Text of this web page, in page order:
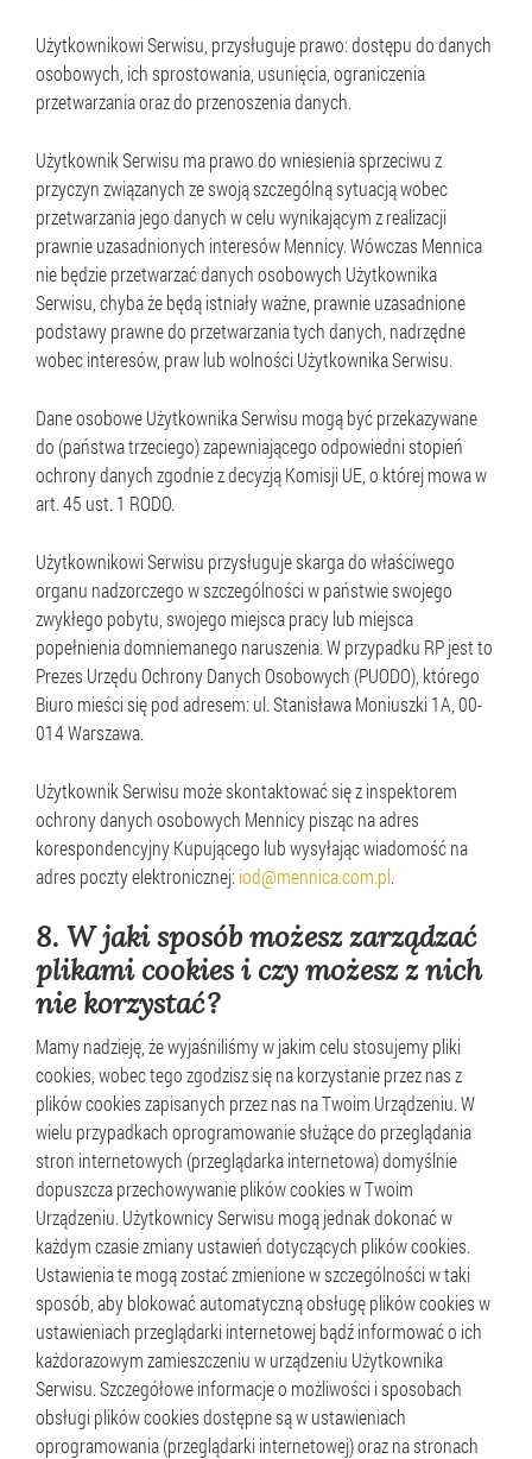
Użytkownikowi Serwisu, przysługuje prawo: dostępu do danych
osobowych, ich sprostowania, usunięcia, ograniczenia
przetwarzania oraz do przenoszenia danych.
Użytkownik Serwisu ma prawo do wniesienia sprzeciwu z
przyczyn związanych ze swoją szczególną sytuacją wobec
przetwarzania jego danych w celu wynikającym z realizacji
prawnie uzasadnionych interesów Mennicy. Wówczas Mennica
nie będzie przetwarzać danych osobowych Użytkownika
Serwisu, chyba że będą istniały ważne, prawnie uzasadnione
podstawy prawne do przetwarzania tych danych, nadrzędne
wobec interesów, praw lub wolności Użytkownika Serwisu.
Dane osobowe Użytkownika Serwisu mogą być przekazywane
do (państwa trzeciego) zapewniającego odpowiedni stopień
ochrony danych zgodnie z decyzją Komisji UE, o której mowa w
art. 45 ust. 1 RODO.
Użytkownikowi Serwisu przysługuje skarga do właściwego
organu nadzorczego w szczególności w państwie swojego
zwykłego pobytu, swojego miejsca pracy lub miejsca
popełnienia domniemanego naruszenia. W przypadku RP jest to
Prezes Urzędu Ochrony Danych Osobowych (PUODO), którego
Biuro mieści się pod adresem: ul. Stanisława Moniuszki 1A, 00-
014 Warszawa.
Użytkownik Serwisu może skontaktować się z inspektorem
ochrony danych osobowych Mennicy pisząc na adres
korespondencyjny Kupującego lub wysyłając wiadomość na
adres poczty elektronicznej: iod@mennica.com.pl.
8. W jaki sposób możesz zarządzać
plikami cookies i czy możesz z nich
nie korzystać?
Mamy nadzieję, że wyjaśniliśmy w jakim celu stosujemy pliki
cookies, wobec tego zgodzisz się na korzystanie przez nas z
plików cookies zapisanych przez nas na Twoim Urządzeniu. W
wielu przypadkach oprogramowanie służące do przeglądania
stron internetowych (przeglądarka internetowa) domyślnie
dopuszcza przechowywanie plików cookies w Twoim
Urządzeniu. Użytkownicy Serwisu mogą jednak dokonać w
każdym czasie zmiany ustawień dotyczących plików cookies.
Ustawienia te mogą zostać zmienione w szczególności w taki
sposób, aby blokować automatyczną obsługę plików cookies w
ustawieniach przeglądarki internetowej bądź informować o ich
każdorazowym zamieszczeniu w urządzeniu Użytkownika
Serwisu. Szczegółowe informacje o możliwości i sposobach
obsługi plików cookies dostępne są w ustawieniach
oprogramowania (przeglądarki internetowej) oraz na stronach